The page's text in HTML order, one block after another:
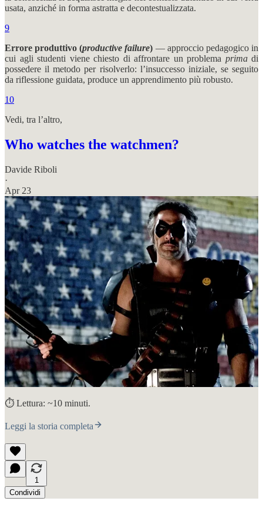
usata, anziché in forma astratta e decontestualizzata.
9
Errore produttivo (productive failure) — approccio pedagogico in
cui agli studenti viene chiesto di affrontare un problema primadi
possedere il metodo per risolverlo: l’insuccesso iniziale, se seguito
da riflessione guidata, produce un apprendimento più robusto.
10
Vedi, tra l’altro,
Who watches the watchmen?
Davide Riboli
·
Apr 23
⏱️ Lettura: ~10 minuti.
Leggi la storia completa
1
Condividi